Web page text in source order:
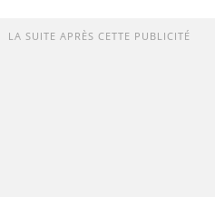
LA SUITE APRÈS CETTE PUBLICITÉ